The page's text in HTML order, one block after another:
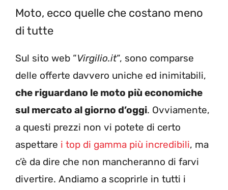
Moto, ecco quelle che costano meno
di tutte
Sul sito web “Virgilio.it“, sono comparse
delle offerte davvero uniche ed inimitabili,
che riguardano le moto più economiche
sul mercato al giorno d’oggi. Ovviamente,
a questi prezzi non vi potete di certo
aspettare i top di gamma più incredibili, ma
c’è da dire che non mancheranno di farvi
divertire. Andiamo a scoprirle in tutti i